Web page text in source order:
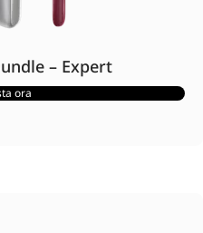
– Expert
ora